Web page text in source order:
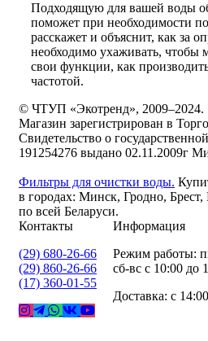
Подходящую для вашей воды
поможет при необходимости
расскажет и объяснит, как за
необходимо ухаживать, чтобы
свои функции, как
частотой.
© ЧТУП «Экотренд», 2009–2024.
Магазин зарегистрирован в
Свидетельство о
191254276 выдано 02.11.2009г
Фильтры для очистки воды.
в городах: Минск, Гродно,
по всей Беларуси.
Контакты
(29) 680-26-66
(29) 860-26-66
(17) 360-01-55
Информация
Режим работы:
сб-вс с 10:00 до
Доставка: с